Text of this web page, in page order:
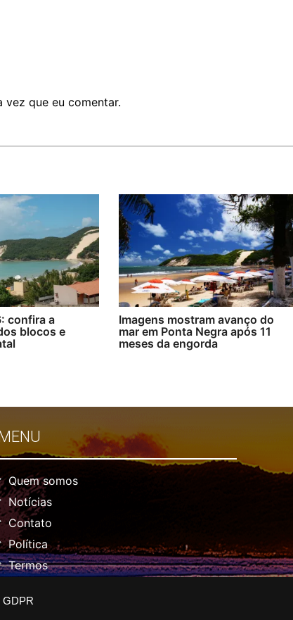
GDPR
vez que eu comentar.
confira a
blocos e
Imagens mostram avanço do
mar em Ponta Negra após 11
meses da engorda
Quem somos
Notícias
Contato
Política
Termos